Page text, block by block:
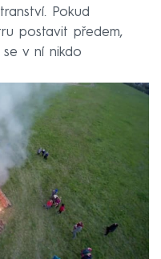
Pokud
postavit předem,
v ní nikdo